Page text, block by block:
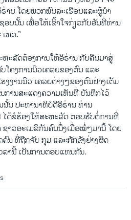
ານ ໂດຍພວກພົນລະເຮືອນແລະຜູ້ນໍາ
ບນັ້ນ ​ເພື່ອ​ໃຫ້​ເຂົ້າ​ໃຈ​ກ່ຽວ​ກັບອັນທີ່ທ່ານ​
ທດ.”
ະລັດຕ້ອງການໃຫ້ອິຣ່ານ ກັບຄືນມາສູ່
ໂຄງການນິວເຄລຍຂອງຕົນ ແລະ
ງານນີວ ເຄລຍຕ່າງໆຂອງຕົນຢ່າງເຕັມ
ການສະແດງຄວາມເຫັນທີ່ ບັນທຶກໄວ້
ນ ປະທານາທິບໍດີອິຣ່ານ ທ່ານ
ໄດ້ຂໍຮ້ອງໃຫ້ສະຫະລັດ ຕອບຮັບຕໍ່ການທີ່
າວອະເມລິກັນຄົນນຶ່ງເມື່ອໝໍ່ໆມານີ້ ໂດຍ
ນ ທີ່ຖືກຈັບ ກຸມ ແລະກັກຂັງຢ່າງຜິດ
ານີ້ ເປັນການຕອບແທນກັນ.